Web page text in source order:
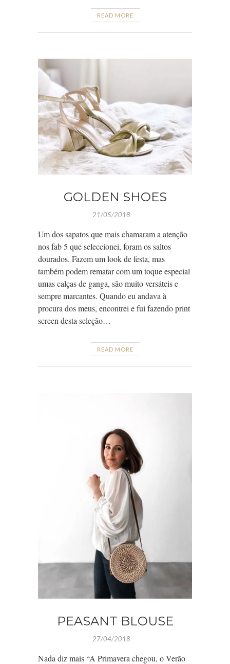
READ MORE
GOLDEN SHOES
21/05/2018
Um dos sapatos que mais chamaram a atenção
nos fab 5 que seleccionei, foram os saltos
dourados. Fazem um look de festa, mas
também podem rematar com um toque especial
umas calças de ganga, são muito versáteis e
sempre marcantes. Quando eu andava à
procura dos meus, encontrei e fui fazendo print
screen desta seleção…
READ MORE
PEASANT BLOUSE
27/04/2018
Nada diz mais “A Primavera chegou, o Verão